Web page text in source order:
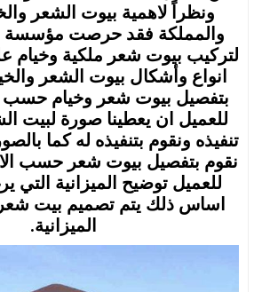
ونظراً لاهمية بيوت الشعر
والمملكة فقد حرصت مؤسسة
لتركيب بيوت شعر ملكية وخيام
انواع وأشكال بيوت الشعر
بتفصيل بيوت شعر وخيام
للعميل ان يعطينا صورة لبيت
تنفيذه ونقوم بتنفيذه له كما
نقوم بتفصيل بيوت شعر حسب
للعميل توضيح الميزانية التي
اساس ذلك يتم تصميم بيت
الميزانية.